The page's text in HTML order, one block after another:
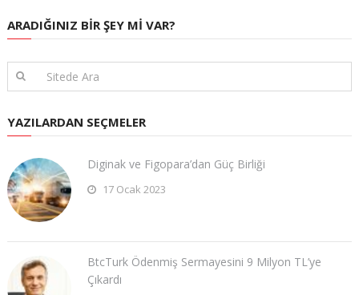
ARADIĞINIZ BIR ŞEY MI VAR?
YAZILARDAN SEÇMELER
Diginak ve Figopara’dan Güç Birliği
17 Ocak 2023
BtcTurk Ödenmiş Sermayesini 9 Milyon TL’ye
Çıkardı